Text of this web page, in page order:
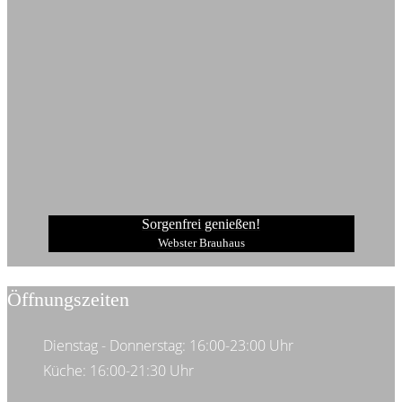
Sorgenfrei genießen!
Webster Brauhaus
Öffnungszeiten
Dienstag - Donnerstag: 16:00-23:00 Uhr
Küche: 16:00-21:30 Uhr